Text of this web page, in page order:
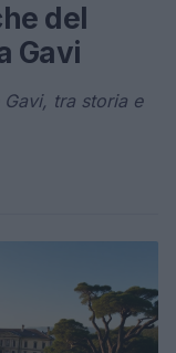
del
Gavi
tra storia e